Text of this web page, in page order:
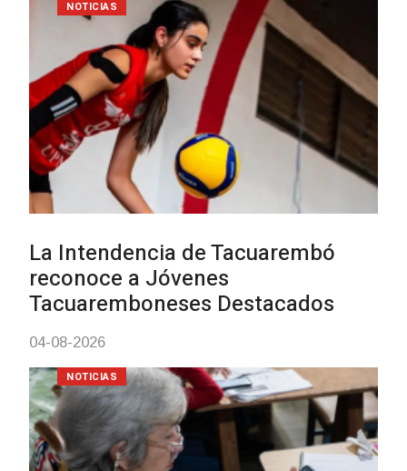
Actualización sobre la agenda
vacunación contra el
meningococo
03-08-2026
UTE hizo llamado laboral para
personas en situación de
discapacidad
03-08-2026
NOTICIAS